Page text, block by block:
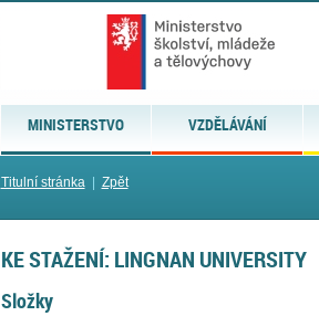
MINISTERSTVO VZDĚLÁVÁNÍ
Titulní stránka| Zpět
KE STAŽENÍ: LINGNAN UNIVERSITY
Složky